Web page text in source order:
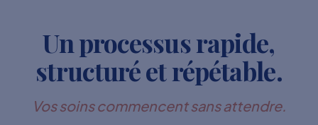
Un processus rapide,
structuré et répétable.
Vos soins commencent sans attendre.